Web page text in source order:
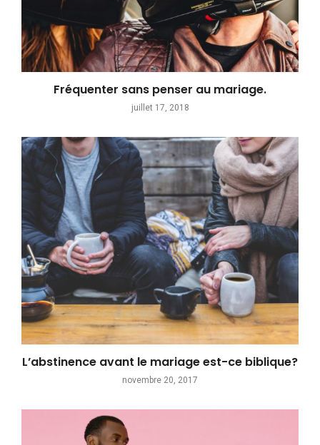
Fréquenter sans penser au mariage.
juillet 17, 2018
L’abstinence avant le mariage est-ce biblique?
novembre 20, 2017